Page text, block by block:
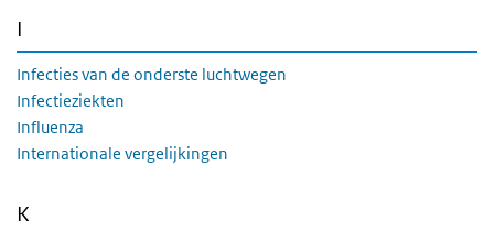
I
Infecties van de onderste luchtwegen
Infectieziekten
Influenza
Internationale vergelijkingen
K